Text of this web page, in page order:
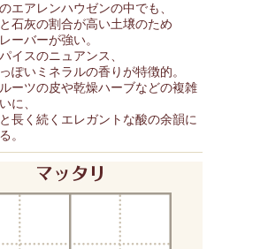
エアレンハウゼンの中でも、
石灰の割合が高い土壌のため
ーバーが強い。
イスのニュアンス、
ぽいミネラルの香りが特徴的。
ーツの皮や乾燥ハーブなどの複雑
に、
く続くエレガントな酸の余韻に
。